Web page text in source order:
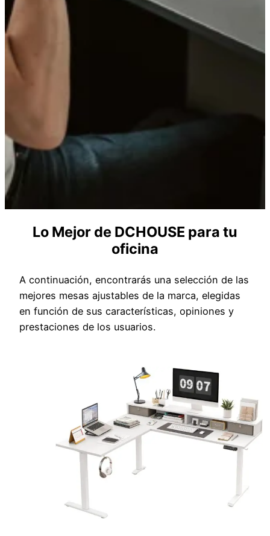
Lo Mejor de DCHOUSE para tu
oficina
A continuación, encontrarás una selección de las
mejores mesas ajustables de la marca, elegidas
en función de sus características, opiniones y
prestaciones de los usuarios.